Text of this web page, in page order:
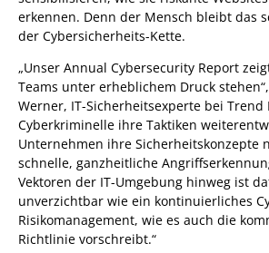
erkennen. Denn der Mensch bleibt das
der Cybersicherheits-Kette.
„Unser Annual Cybersecurity Report
Teams unter erheblichem Druck
Werner, IT-Sicherheitsexperte bei Trend
Cyberkriminelle ihre Taktiken
Unternehmen ihre Sicherheitskonzepte
schnelle, ganzheitliche
Vektoren der IT-Umgebung hinweg ist
unverzichtbar wie ein kontinuierliches
Risikomanagement, wie es auch die
Richtlinie vorschreibt.“